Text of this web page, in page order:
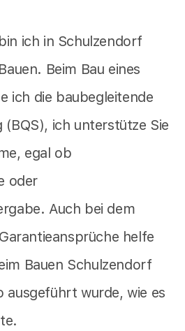
ich in Schulzendorf
Beim Bau eines
ich die baubegleitende
(BQS), ich unterstütze Sie
egal ob
oder
Auch bei dem
helfe
Bauen Schulzendorf
ausgeführt wurde, wie es